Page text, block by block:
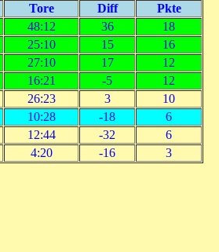
Tore Diff
Pkte
48:12 36
18
25:10 15
16
27:10 17
12
16:21 -5
12
26:23 3
10
10:28 -18
6
12:44 -32
6
4:20 -16 3